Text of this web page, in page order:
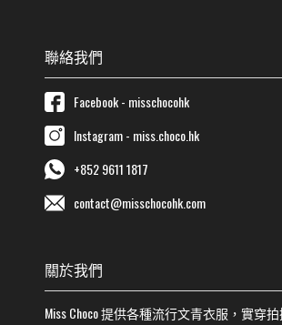
聯絡我們
Facebook - misschocohk
Instagram - miss.choco.hk
+852 9611 1817
contact@misschocohk.com
關於我們
Miss Choco提供各種流行文青衣服，實穿